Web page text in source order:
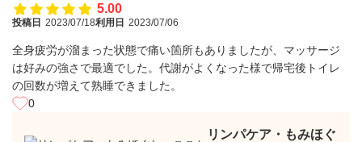
5.00
投稿日 2023/07/18利用日 2023/07/06
全身疲労が溜まった状態で痛い箇所もありましたが、マッサージ
は好みの強さで最適でした。代謝がよくなった様で帰宅後トイレ
の回数が増えて熟睡できました。
0
リンパケア・もみほぐ